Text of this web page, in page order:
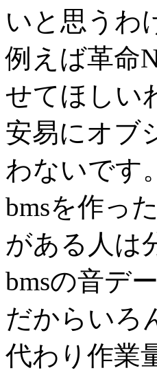
いと思うわ
例えば革命
せてほしい
安易にオブ
わないです。
bmsを作っ
がある人は
bmsの音デ
だからいろ
代わり作業